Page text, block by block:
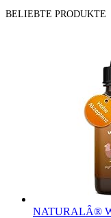
BELIEBTE PRODUKTE
NATURALÂ®